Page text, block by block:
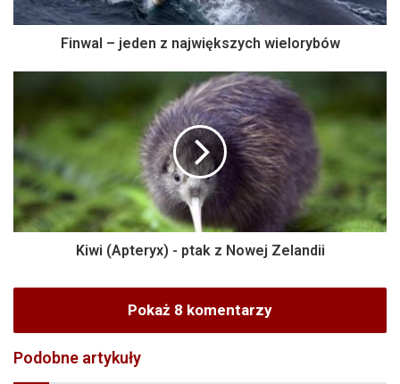
Finwal – jeden z największych wielorybów
Kiwi (Apteryx) - ptak z Nowej Zelandii
Pokaż 8 komentarzy
Podobne artykuły